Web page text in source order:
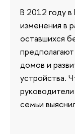
В 2012 году в
изменения в
оставшихся
домов и
устройства.
семьи